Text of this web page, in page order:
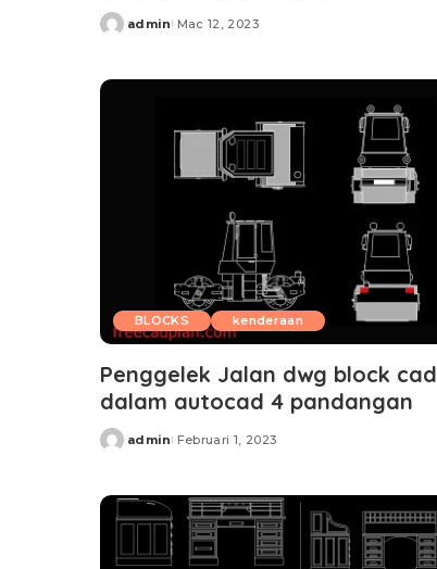
Posted
admin Mac 12, 2023
BLOCKS kenderaan
Penggelek Jalan dwg block cad
dalam autocad 4 pandangan
Posted
admin Februari 1, 2023